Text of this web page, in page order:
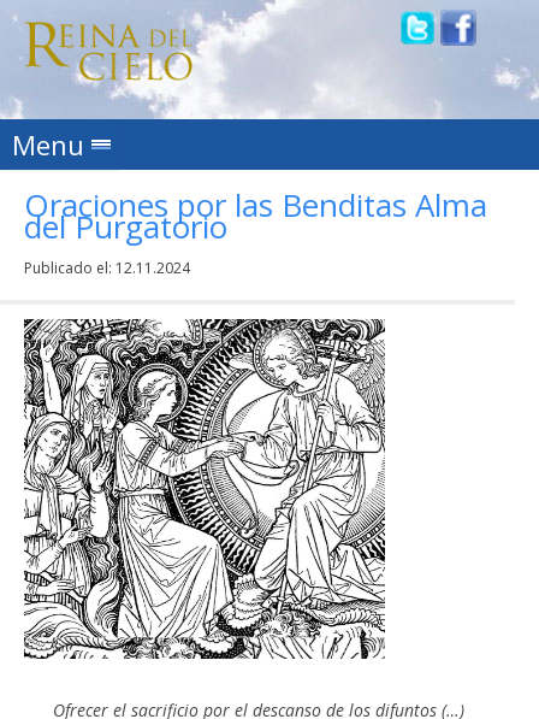
Menu Skip to content
Oraciones por las Benditas Alma
del Purgatorio
Publicado el: 12.11.2024
Ofrecer el sacrificio por el descanso de los difuntos (…)